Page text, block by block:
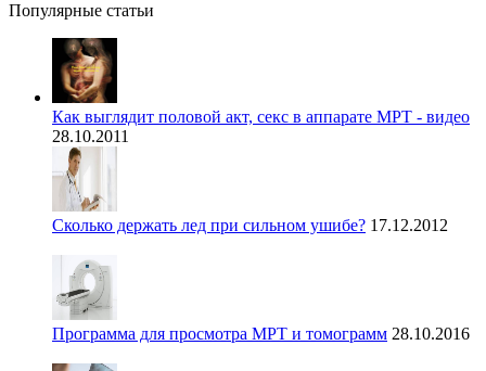
Популярные статьи
Как выглядит половой акт, секс в аппарате МРТ - видео
28.10.2011
Сколько держать лед при сильном ушибе? 17.12.2012
Программа для просмотра МРТ и томограмм 28.10.2016